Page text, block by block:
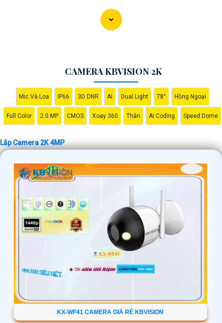
'
CAMERA KBVISION 2K
Mic Và Loa IP66 3D DNR AI Dual Light 78° Hồng Ngoại
Full Color 2.0 MP CMOS Xoay 360 Thân AI Coding Speed Dome
Lắp Camera 2K 4MP
KX-WF41 CAMERA GIÁ RẺ KBVISION